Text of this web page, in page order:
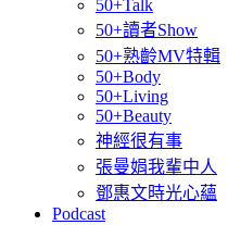
50+Talk
50+讀者Show
50+熟齡MV特輯
50+Body
50+Living
50+Beauty
神經很有事
張曼娟我輩中人
鄧惠文時光心蘊
Podcast